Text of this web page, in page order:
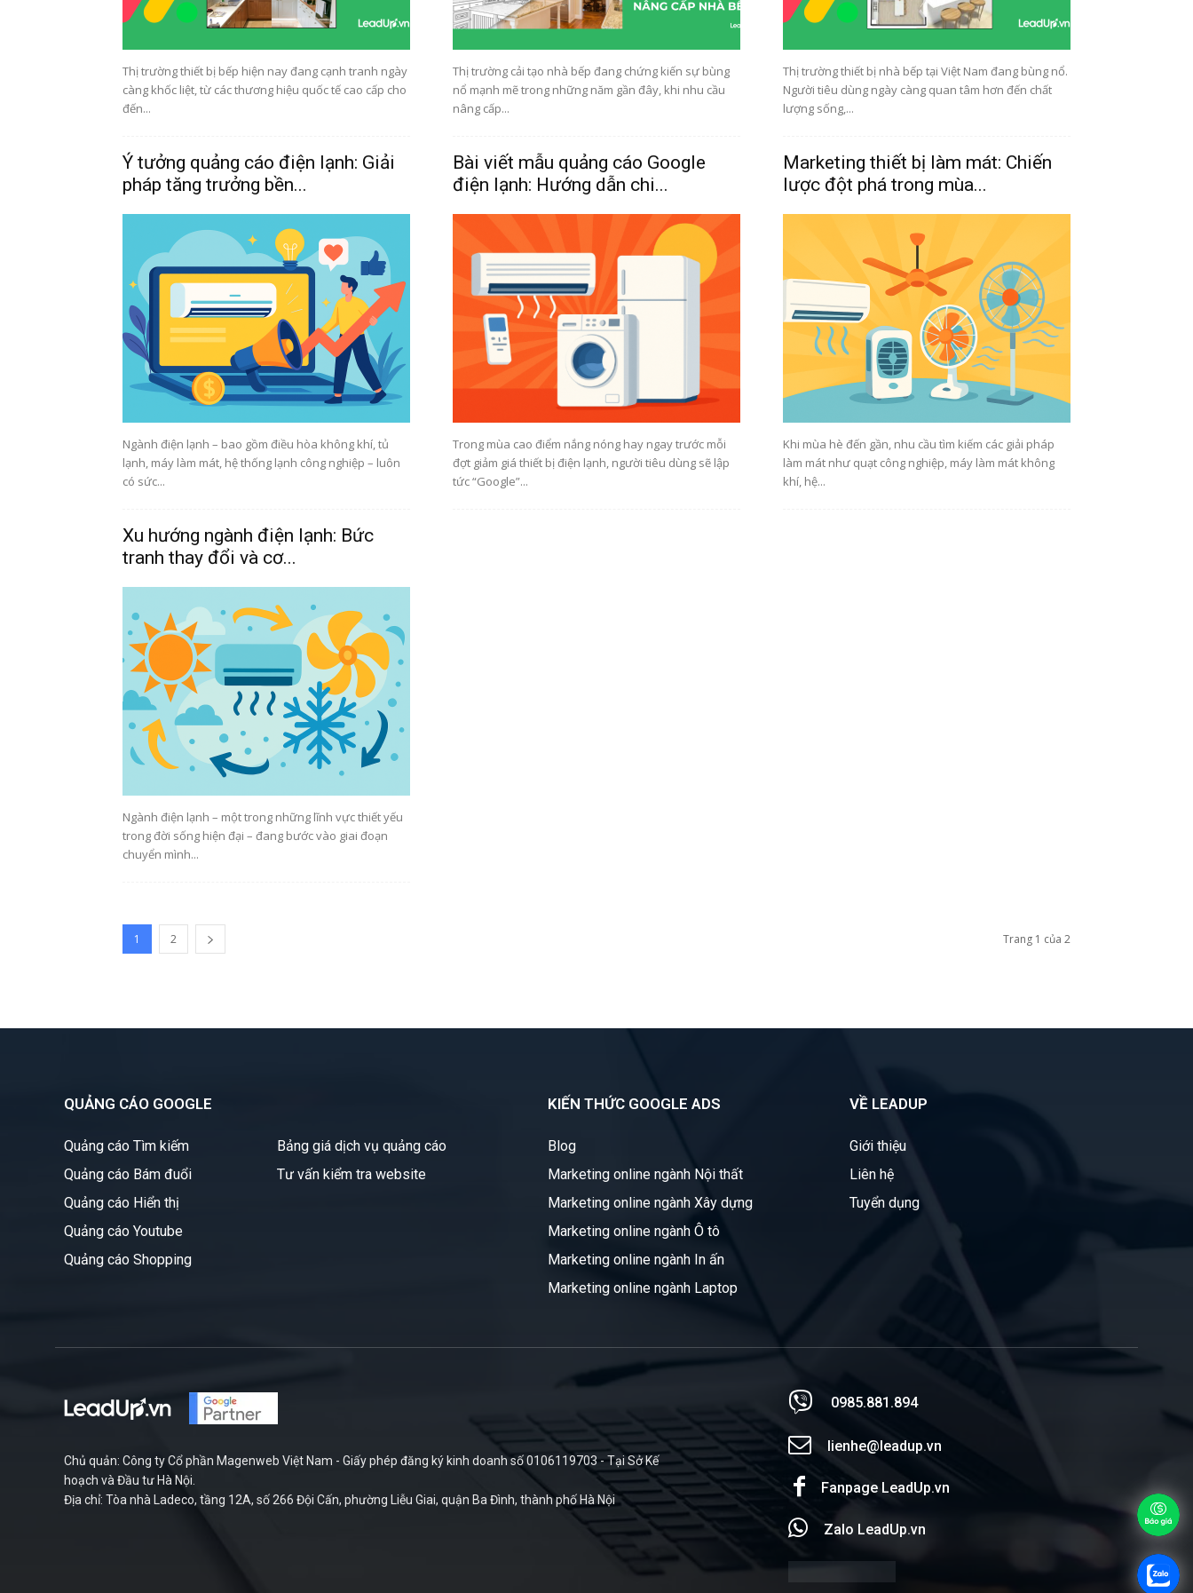
Thị trường thiết bị bếp hiện nay đang cạnh tranh ngày
càng khốc liệt, từ các thương hiệu quốc tế cao cấp cho
đến...
Thị trường cải tạo nhà bếp đang chứng kiến sự bùng
nổ mạnh mẽ trong những năm gần đây, khi nhu cầu
nâng cấp...
Thị trường thiết bị nhà bếp tại Việt Nam đang bùng nổ.
Người tiêu dùng ngày càng quan tâm hơn đến chất
lượng sống,...
Ý tưởng quảng cáo điện lạnh: Giải
pháp tăng trưởng bền...
Ngành điện lạnh – bao gồm điều hòa không khí, tủ
lạnh, máy làm mát, hệ thống lạnh công nghiệp – luôn
có sức...
Bài viết mẫu quảng cáo Google
điện lạnh: Hướng dẫn chi...
Trong mùa cao điểm nắng nóng hay ngay trước mỗi
đợt giảm giá thiết bị điện lạnh, người tiêu dùng sẽ lập
tức “Google”...
Marketing thiết bị làm mát: Chiến
lược đột phá trong mùa...
Khi mùa hè đến gần, nhu cầu tìm kiếm các giải pháp
làm mát như quạt công nghiệp, máy làm mát không
khí, hệ...
Xu hướng ngành điện lạnh: Bức
tranh thay đổi và cơ...
Ngành điện lạnh – một trong những lĩnh vực thiết yếu
trong đời sống hiện đại – đang bước vào giai đoạn
chuyển mình...
1 2 Trang 1 của 2
QUẢNG CÁO GOOGLE
Quảng cáo Tìm kiếm
Quảng cáo Bám đuổi
Quảng cáo Hiển thị
Quảng cáo Youtube
Quảng cáo Shopping
Bảng giá dịch vụ quảng cáo
Tư vấn kiểm tra website
KIẾN THỨC GOOGLE ADS
Blog
Marketing online ngành Nội thất
Marketing online ngành Xây dựng
Marketing online ngành Ô tô
Marketing online ngành In ấn
Marketing online ngành Laptop
VỀ LEADUP
Giới thiệu
Liên hệ
Tuyển dụng
Chủ quản: Công ty Cổ phần Magenweb Việt Nam - Giấy phép đăng ký kinh doanh số 0106119703 - Tại Sở Kế
hoạch và Đầu tư Hà Nội.
Địa chỉ: Tòa nhà Ladeco, tầng 12A, số 266 Đội Cấn, phường Liễu Giai, quận Ba Đình, thành phố Hà Nội
0985.881.894
lienhe@leadup.vn
Fanpage LeadUp.vn
Zalo LeadUp.vn